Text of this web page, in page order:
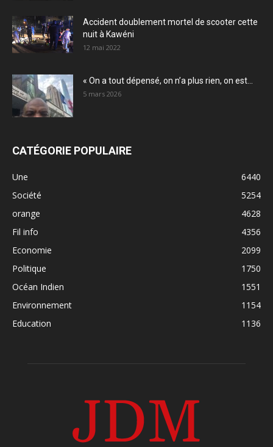
Accident doublement mortel de scooter cette
nuit à Kawéni
12 mai 2022
« On a tout dépensé, on n’a plus rien, on est...
5 mars 2026
CATÉGORIE POPULAIRE
Une
6440
Société
5254
orange
4628
Fil info
4356
Economie
2099
Politique
1750
Océan Indien
1551
Environnement
1154
Education
1136